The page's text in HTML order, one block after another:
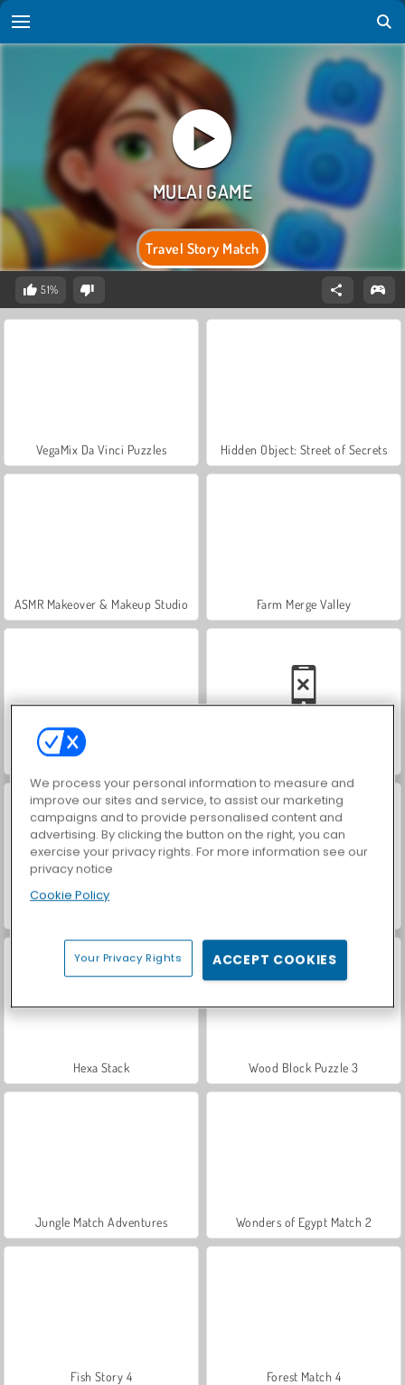
Travel Story Match
51%
VegaMix Da Vinci Puzzles Hidden Object: Street of Secrets
ASMR Makeover & Makeup Studio Farm Merge Valley
Let's Fish!
Hexa Stack Wood Block Puzzle 3
Jungle Match Adventures Wonders of Egypt Match 2
Fish Story 4 Forest Match 4
We process your personal information to measure and
improve our sites and service, to assist our marketing
campaigns and to provide personalised content and
advertising. By clicking the button on the right, you can
exercise your privacy rights. For more information see our
privacy notice
Cookie Policy
Your Privacy Rights ACCEPT COOKIES